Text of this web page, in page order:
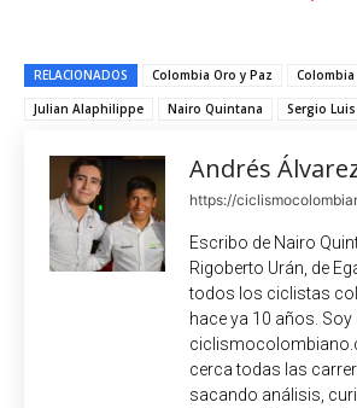
RELACIONADOS Colombia Oro y Paz
Colombia
Julian Alaphilippe
Nairo Quintana Sergio
Andrés
https://
Escribo de Nairo
Rigoberto Urán, de
todos los ciclistas
hace ya 10 años. Soy
cerca todas las
sacando análisis,